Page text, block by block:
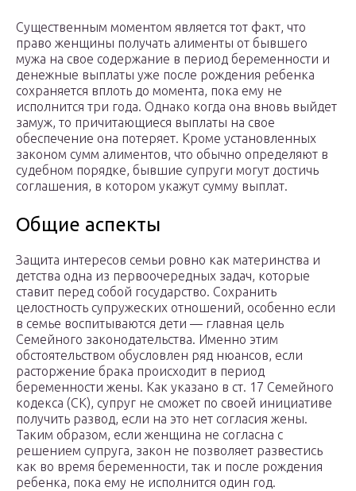
Существенным моментом является тот факт, что
право женщины получать алименты от бывшего
мужа на свое содержание в период беременности и
денежные выплаты уже после рождения ребенка
сохраняется вплоть до момента, пока ему не
исполнится три года. Однако когда она вновь выйдет
замуж, то причитающиеся выплаты на свое
обеспечение она потеряет. Кроме установленных
законом сумм алиментов, что обычно определяют в
судебном порядке, бывшие супруги могут достичь
соглашения, в котором укажут сумму выплат.
Общие аспекты
Защита интересов семьи ровно как материнства и
детства одна из первоочередных задач, которые
ставит перед собой государство. Сохранить
целостность супружеских отношений, особенно если
в семье воспитываются дети — главная цель
Семейного законодательства. Именно этим
обстоятельством обусловлен ряд нюансов, если
расторжение брака происходит в период
беременности жены. Как указано в ст. 17 Семейного
кодекса (СК), супруг не сможет по своей инициативе
получить развод, если на это нет согласия жены.
Таким образом, если женщина не согласна с
решением супруга, закон не позволяет развестись
как во время беременности, так и после рождения
ребенка, пока ему не исполнится один год.